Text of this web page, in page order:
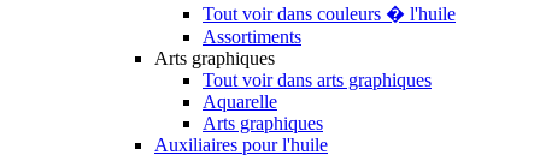
Tout voir dans couleurs � l'huile
Assortiments
Arts graphiques
Tout voir dans arts graphiques
Aquarelle
Arts graphiques
Auxiliaires pour l'huile